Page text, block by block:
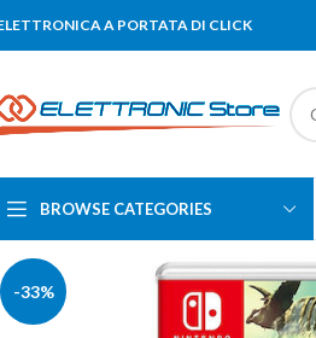
A PORTATA DI CLICK
BROWSE CATEGORIES
-33%